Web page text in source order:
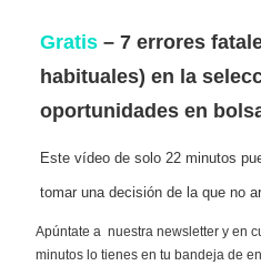
Gratis – 7 errores
habituales) en la
oportunidades en
Este vídeo de solo 22 minutos
tomar una decisión de la que no
Apúntate a nuestra newsletter y en
minutos lo tienes en tu bandeja de